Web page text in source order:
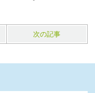
次の記事